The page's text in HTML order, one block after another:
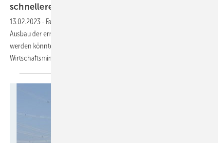
schnellere Ausbildung von Solarteuren
13.02.2023 - Fachkräftemangel gilt als eine Herausforderung für den
Ausbau der erneuerbaren Energien. Wie dieses Problem gelöst
werden könnte, hat Lichtblick in einem offenen Brief an
Wirtschaftsminister Robert Habeck